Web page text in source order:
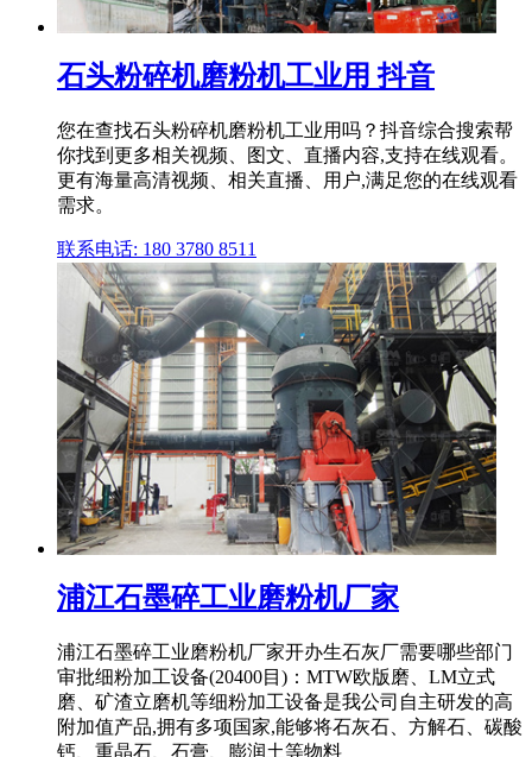
石头粉碎机磨粉机工业用 抖音
您在查找石头粉碎机磨粉机工业用吗？抖音综合搜索帮
你找到更多相关视频、图文、直播内容,支持在线观看。
更有海量高清视频、相关直播、用户,满足您的在线观看
需求。
联系电话: 180 3780 8511
浦江石墨碎工业磨粉机厂家
浦江石墨碎工业磨粉机厂家开办生石灰厂需要哪些部门
审批细粉加工设备(20400目)：MTW欧版磨、LM立式
磨、矿渣立磨机等细粉加工设备是我公司自主研发的高
附加值产品,拥有多项国家,能够将石灰石、方解石、碳酸
钙、重晶石、石膏、膨润土等物料